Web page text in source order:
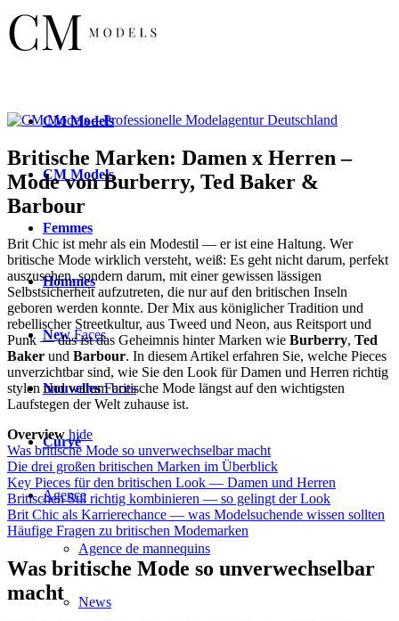
CMModels
CM Models
Femmes
Hommes
NewFaces
NouvellesFaces
Curvé
Agence
Agence de mannequins
News
Britische Marken: Damen x Herren –
Mode von Burberry, Ted Baker &
Barbour
Brit Chic ist mehr als ein Modestil — er ist eine Haltung. Wer
britische Mode wirklich versteht, weiß: Es geht nicht darum, perfekt
auszusehen, sondern darum, mit einer gewissen lässigen
Selbstsicherheit aufzutreten, die nur auf den britischen Inseln
geboren werden konnte. Der Mix aus königlicher Tradition und
rebellischer Streetkultur, aus Tweed und Neon, aus Reitsport und
Punk — das ist das Geheimnis hinter Marken wie Burberry, Ted
Baker und Barbour. In diesem Artikel erfahren Sie, welche Pieces
unverzichtbar sind, wie Sie den Look für Damen und Herren richtig
stylen und warum britische Mode längst auf den wichtigsten
Laufstegen der Welt zuhause ist.
Overview hide
Was britische Mode so unverwechselbar macht
Die drei großen britischen Marken im Überblick
Key Pieces für den britischen Look — Damen und Herren
Britischen Stil richtig kombinieren — so gelingt der Look
Brit Chic als Karrierechance — was Modelsuchende wissen sollten
Häufige Fragen zu britischen Modemarken
Was britische Mode so unverwechselbar
macht